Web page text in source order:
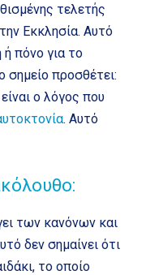
τελετής
Εκκλησία. Αυτό
ή πόνο για το
σημείο προσθέτει:
ο λόγος που
. Αυτό
των κανόνων και
δεν σημαίνει ότι
το οποίο